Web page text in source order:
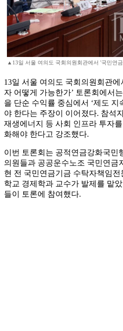
▲13일 서울 여의도 국회의원회관에서 '국민연
13일 서울 여의도 국회의원회관
자 어떻게 가능한가’ 토론회에서
을 단순 수익률 중심에서 ‘제도 지
야 한다는 주장이 이어졌다. 참석
재생에너지 등 사회 인프라 투자
화해야 한다고 강조했다.
이번 토론회는 공적연금강화국민
의원들과 공공운수노조 국민연금
현 전 국민연금기금 수탁자책임
학교 경제학과 교수가 발제를 맡
들이 토론에 참여했다.